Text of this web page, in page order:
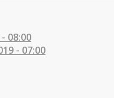
08:00
- 07:00